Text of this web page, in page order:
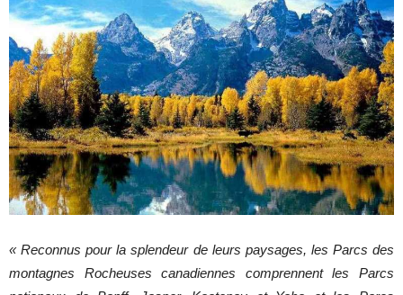
« Reconnus pour la splendeur de leurs paysages, les Parcs des
montagnes Rocheuses canadiennes comprennent les Parcs